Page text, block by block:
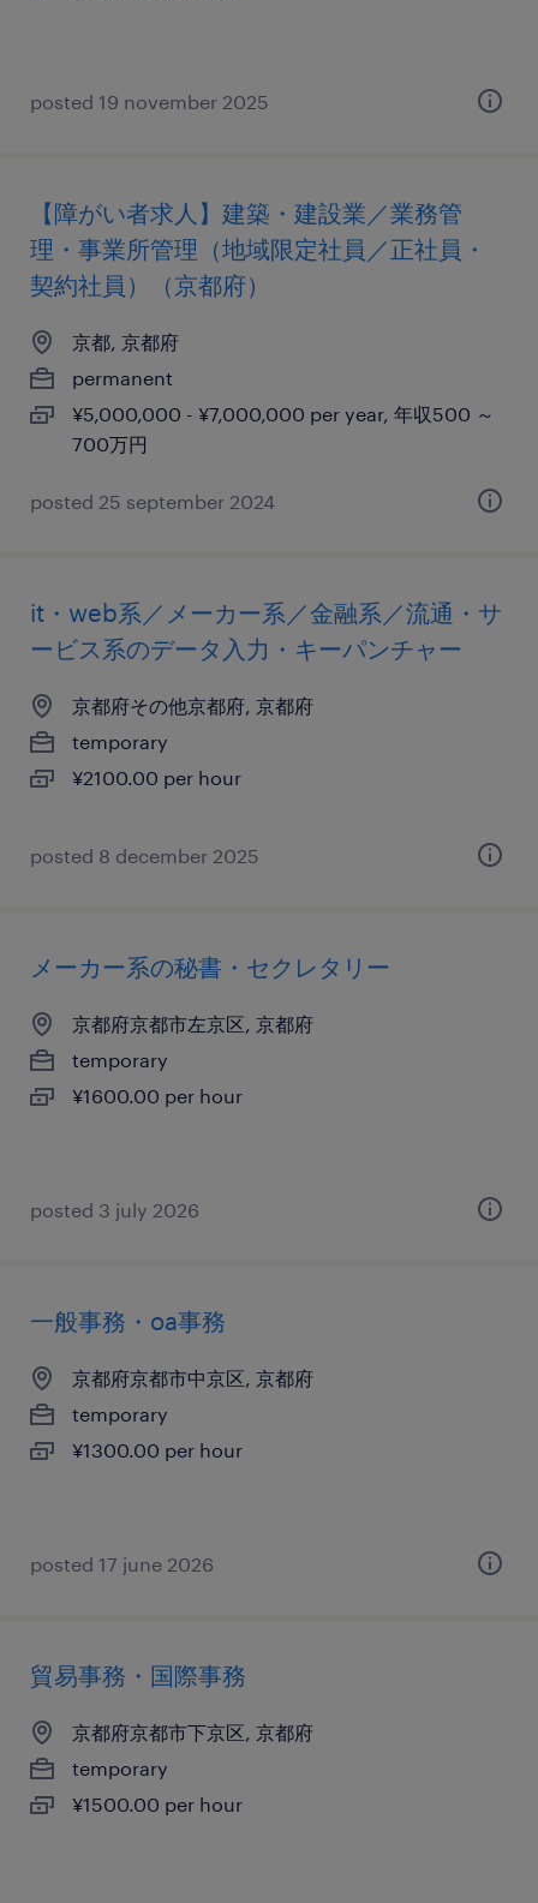
posted 19 november 2025
【障がい者求人】建築・建設業／業務管
理・事業所管理（地域限定社員／正社員・
契約社員）（京都府）
京都, 京都府
permanent
¥5,000,000 - ¥7,000,000 per year, 年収500 ～
700万円
posted 25 september 2024
it・web系／メーカー系／金融系／流通・サ
ービス系のデータ入力・キーパンチャー
京都府その他京都府, 京都府
temporary
¥2100.00 per hour
posted 8 december 2025
メーカー系の秘書・セクレタリー
京都府京都市左京区, 京都府
temporary
¥1600.00 per hour
posted 3 july 2026
一般事務・oa事務
京都府京都市中京区, 京都府
temporary
¥1300.00 per hour
posted 17 june 2026
貿易事務・国際事務
京都府京都市下京区, 京都府
temporary
¥1500.00 per hour